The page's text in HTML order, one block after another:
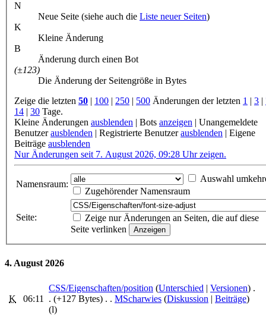
N
Neue Seite (siehe auch die Liste neuer Seiten)
K
Kleine Änderung
B
Änderung durch einen Bot
(±123)
Die Änderung der Seitengröße in Bytes
Zeige die letzten 50 100 250 500 Änderungen der letzten 1 3
14
30 Tage.
Kleine Änderungen ausblenden Bots anzeigen
Unangemeldete
Benutzerausblenden Registrierte Benutzerausblenden
Eigene
Beiträge ausblenden
Nur Änderungen seit 7. August 2026, 09:28 Uhr zeigen.
Namensraum:
Auswahl
Zugehörender Namensraum
Seite:
Zeige nur Änderungen an Seiten, die auf diese
Seite verlinken
4. August 2026
K 06:11
CSS/Eigenschaften/position ‎ (Unterschied | Versionen) .
. (+127 Bytes) . . MScharwies (Diskussion | Beiträge)
(l)